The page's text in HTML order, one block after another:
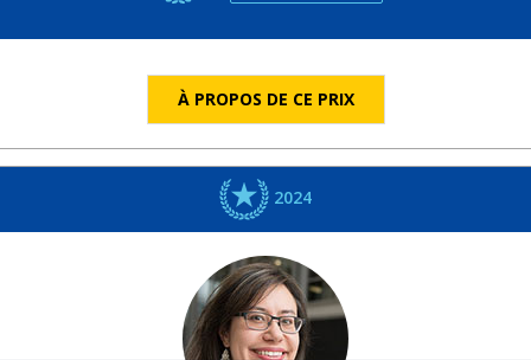
À PROPOS DE CE PRIX
2024